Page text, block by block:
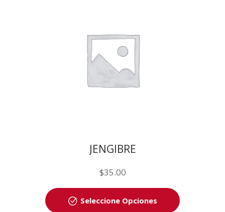
JENGIBRE
$35.00
Seleccione Opciones